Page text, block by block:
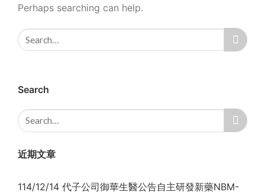
Search
近期文章
114/12/14 代子公司御華生醫公告自主研發新藥NBM-
Perhaps searching can help.